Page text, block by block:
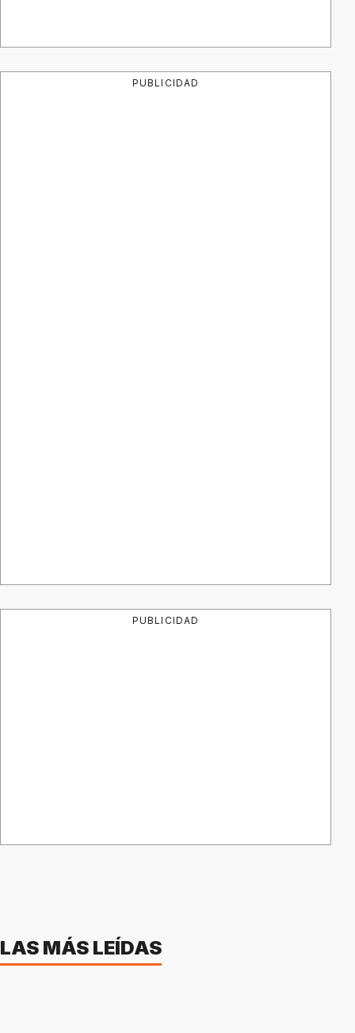
PUBLICIDAD
PUBLICIDAD
LAS MÁS LEÍDAS